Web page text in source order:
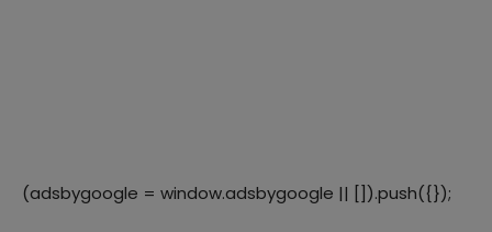
(adsbygoogle = window.adsbygoogle || []).push({});